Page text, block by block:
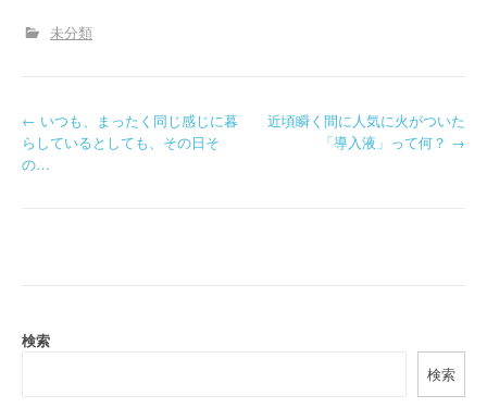
未分類
P
o
a
← いつも、まったく同じ感じに暮
らしているとしても、その日そ
の…
近頃瞬く間に人気に火がついた
「導入液」って何？ →
検索
検索